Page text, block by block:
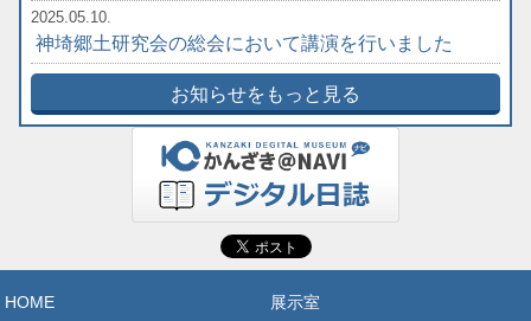
2025.05.10.
神埼郷土研究会の総会において講演を行いました
お知らせをもっと見る
HOME 展示室